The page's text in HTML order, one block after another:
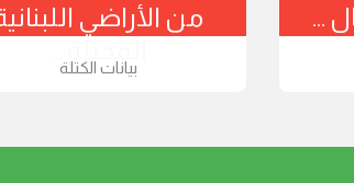
من الأراضي
بيانات الكتلة
...